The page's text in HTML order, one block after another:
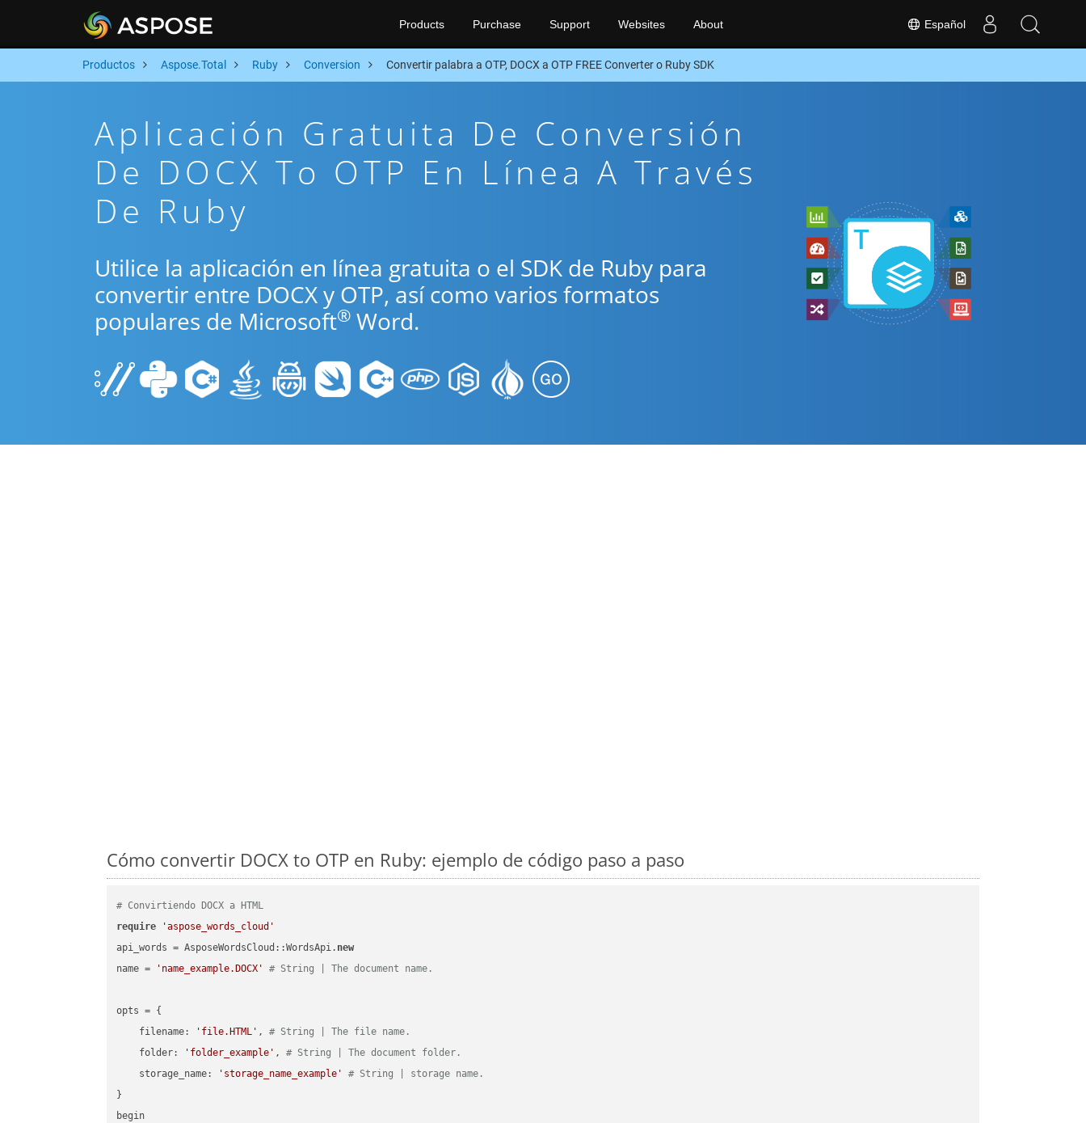
Español
Products Purchase Support Websites About
Productos Aspose.Total Ruby Conversion Convertir palabra a OTP, DOCX a OTP FREE Converter o Ruby SDK
Aplicación Gratuita De Conversión
De DOCX To OTP En Línea A Través
De Ruby
Utilice la aplicación en línea gratuita o el SDK de Ruby para
convertir entre DOCX y OTP, así como varios formatos
populares de Microsoft® Word.
Cómo convertir DOCX to OTP en Ruby: ejemplo de código paso a paso
# Convirtiendo DOCX a HTML
require
'aspose_words_cloud'
api_words = AsposeWordsCloud::WordsApi. new
name =
'name_example.DOCX' # String | The document name.
opts = {
    filename:
'file.HTML' , # String | The file name.
    folder:
'folder_example' , # String | The document folder.
    storage_name:
'storage_name_example'
# String | storage name.
}
begin